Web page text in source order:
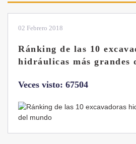
02 Febrero 2018
Ránking de las 10
hidráulicas más grandes
Veces visto: 67504